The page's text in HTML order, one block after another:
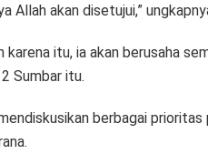
Allah akan disetujui,”
itu, ia akan berusaha
Sumbar itu.
berbagai